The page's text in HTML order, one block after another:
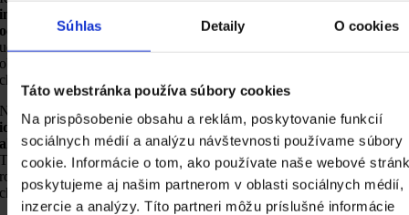
Súhlas Detaily O cookies
Táto webstránka používa súbory cookies
Na prispôsobenie obsahu a reklám, poskytovanie funkcií
sociálnych médií a analýzu návštevnosti používame súbory
cookie. Informácie o tom, ako používate naše webové
poskytujeme aj našim partnerom v oblasti sociálnych médií,
inzercie a analýzy. Títo partneri môžu príslušné informácie
informácie o tom, kde sa stránka možno nepodarila naplniť
očakávania návštevníkov
alebo kde môžu existovať iné problémy s
udržaním ich záujmu. Tieto problémy môžu zahŕňať nezaujímavý
obsah, ťažko zrozumiteľný rozvrh navigácie, dlhé načítacie časy alebo
chyby na stránke.
Na základe analýzy mier odchodov môžu webové stránky
identifikovať konkrétne miesta, kde môžu vykonať zlepšenia
alebo optimalizáciena zvýšenie zapojenia a udržania návštevníkov.
To môže zahŕňať vylepšenie obsahu, prispôsobenie navigačného
rozvrhu, optimalizáciu načítacích časov alebo odstránenie technických
chýb.